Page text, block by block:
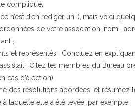
compliqué.
n’est d’en rédiger un !), mais voici
de votre association, nom ,
;
et représentés ; Concluez en
; Citez les membres du Bureau
cas d’élection)
des résolutions abordées, et résumez
à laquelle elle a été levée…par exemple.